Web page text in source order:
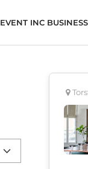
EVENT INC BUSINESS